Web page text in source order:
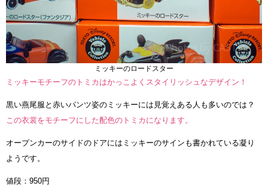
ミッキーのロードスター
ミッキーモチーフのトミカはかっこよくスタイリッシュなデザイン！
黒い燕尾服と赤いパンツ姿のミッキーには見覚えある人も多いのでは？
この衣裳をモチーフにした配色のトミカになります。
オープンカーのサイドのドアにはミッキーのサインも書かれている凝り
ようです。
値段：950円